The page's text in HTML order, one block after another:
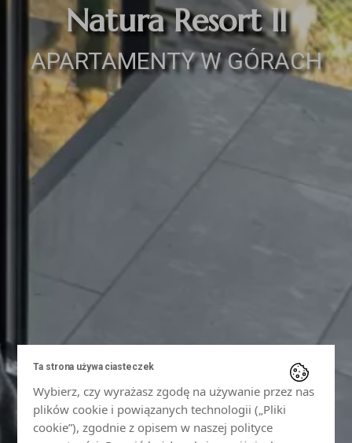
Natura Resort II
APARTAMENTY W GÓRACH
Ta strona używa ciasteczek
Wybierz, czy wyrażasz zgodę na używanie przez nas
plików cookie i powiązanych technologii („Pliki
cookie”), zgodnie z opisem w naszej polityce